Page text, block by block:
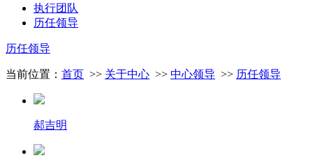
执行团队
历任领导
历任领导
当前位置： 首页 >> 关于中心 >> 中心领导 >> 历任领导
郝吉明